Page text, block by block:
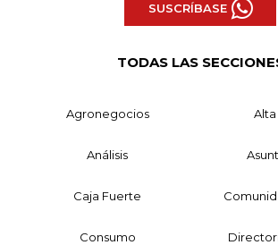
SUSCRÍBASE
TODAS LAS
Agronegocios
Análisis
Caja Fuerte
Consumo